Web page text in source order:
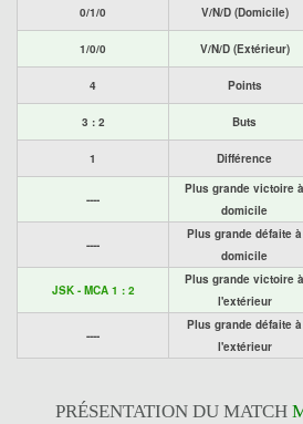
0/1/0 V/N/D (Domicile)
1/0/0 V/N/D (Extérieur)
4 Points
3 : 2 Buts
1 Différence
----
Plus grande victoire à
domicile
----
Plus grande défaite à
domicile
JSK - MCA 1 : 2
Plus grande victoire à
l'extérieur
----
Plus grande défaite à
l'extérieur
PRÉSENTATION DU MATCH